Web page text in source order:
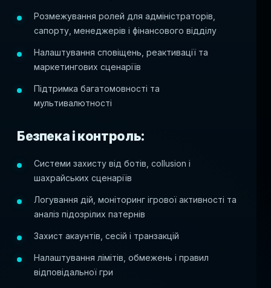
Розмежування ролей для адміністраторів,
сапорту, менеджерів і фінансового відділу
Налаштування сповіщень, реактивації та
маркетингових сценаріїв
Підтримка багатомовності та
мультивалютності
Безпека і контроль:
Системи захисту від ботів, collusion і
шахрайських сценаріїв
Логування дій, моніторинг ігрової активності та
аналіз підозрілих патернів
Захист акаунтів, сесій і транзакцій
Налаштування лімітів, обмежень і правил
відповідальної гри